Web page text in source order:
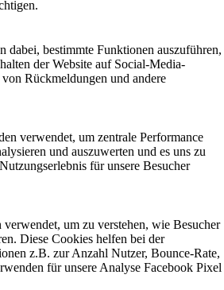
dabei, bestimmte Funktionen auszuführen,
der Website auf Social-Media-
Rückmeldungen und andere
verwendet, um zentrale Performance
und auszuwerten und es uns zu
für unsere Besucher
um zu verstehen, wie Besucher
Diese Cookies helfen bei der
z.B. zur Anzahl Nutzer, Bounce-Rate,
für unsere Analyse Facebook Pixel